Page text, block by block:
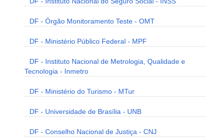
DF - Órgão Monitoramento Teste - OMT
DF - Ministério Público Federal - MPF
DF - Instituto Nacional de Metrologia, Qualidade e
Tecnologia - Inmetro
DF - Ministério do Turismo - MTur
DF - Universidade de Brasília - UNB
DF - Conselho Nacional de Justiça - CNJ